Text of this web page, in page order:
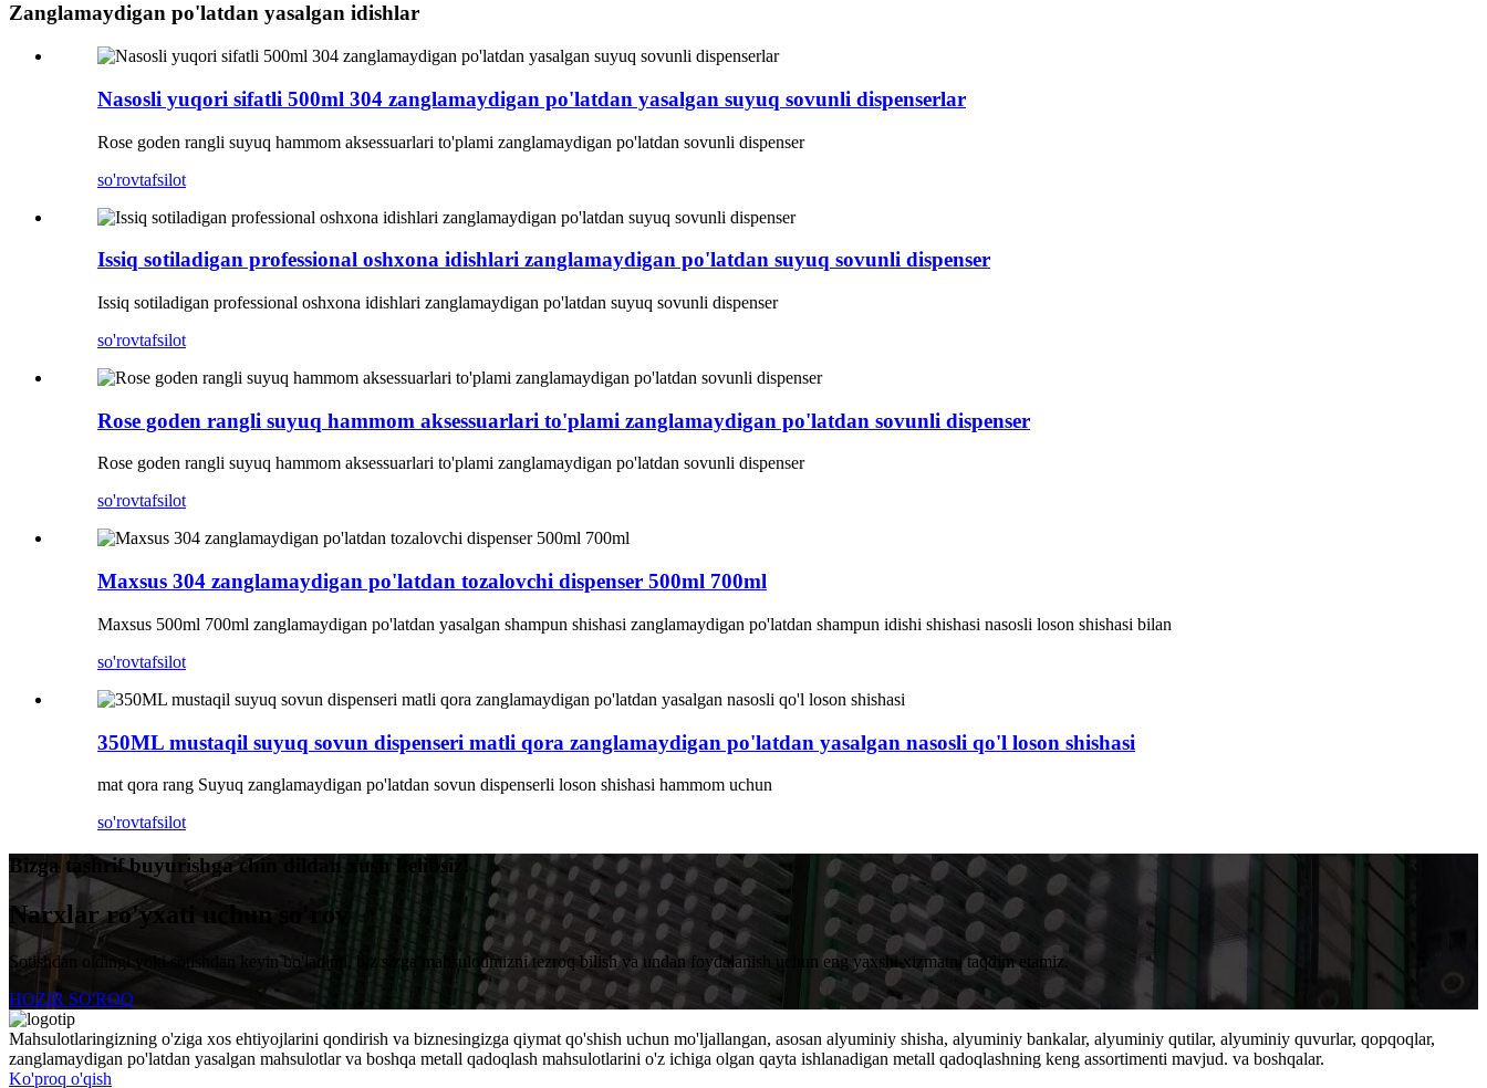
Zanglamaydigan po'latdan yasalgan idishlar
Nasosli yuqori sifatli 500ml 304 zanglamaydigan po'latdan yasalgan suyuq sovunli dispenserlar
Rose goden rangli suyuq hammom aksessuarlari to'plami zanglamaydigan po'latdan sovunli dispenser
so'rovtafsilot
Issiq sotiladigan professional oshxona idishlari zanglamaydigan po'latdan suyuq sovunli dispenser
Issiq sotiladigan professional oshxona idishlari zanglamaydigan po'latdan suyuq sovunli dispenser
so'rovtafsilot
Rose goden rangli suyuq hammom aksessuarlari to'plami zanglamaydigan po'latdan sovunli dispenser
Rose goden rangli suyuq hammom aksessuarlari to'plami zanglamaydigan po'latdan sovunli dispenser
so'rovtafsilot
Maxsus 304 zanglamaydigan po'latdan tozalovchi dispenser 500ml 700ml
Maxsus 500ml 700ml zanglamaydigan po'latdan yasalgan shampun shishasi zanglamaydigan po'latdan shampun idishi shishasi nasosli loson shishasi bilan
so'rovtafsilot
350ML mustaqil suyuq sovun dispenseri matli qora zanglamaydigan po'latdan yasalgan nasosli qo'l loson shishasi
mat qora rang Suyuq zanglamaydigan po'latdan sovun dispenserli loson shishasi hammom uchun
so'rovtafsilot
Bizga tashrif buyurishga chin dildan xush kelibsiz!
Narxlar ro'yxati uchun so'rov
Sotishdan oldingi yoki sotishdan keyin bo'ladimi, biz sizga mahsulotimizni tezroq bilish va undan foydalanish uchun eng yaxshi xizmatni taqdim etamiz.
HOZIR SO'ROQ
Mahsulotlaringizning o'ziga xos ehtiyojlarini qondirish va biznesingizga qiymat qo'shish uchun mo'ljallangan, asosan alyuminiy shisha, alyuminiy bankalar, alyuminiy qutilar, alyuminiy quvurlar, qopqoqlar,
zanglamaydigan po'latdan yasalgan mahsulotlar va boshqa metall qadoqlash mahsulotlarini o'z ichiga olgan qayta ishlanadigan metall qadoqlashning keng assortimenti mavjud. va boshqalar.
Ko'proq o'qish